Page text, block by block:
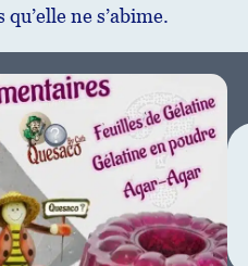
qu’elle ne s’abime.